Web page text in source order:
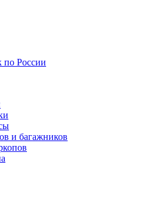
по России
и багажников